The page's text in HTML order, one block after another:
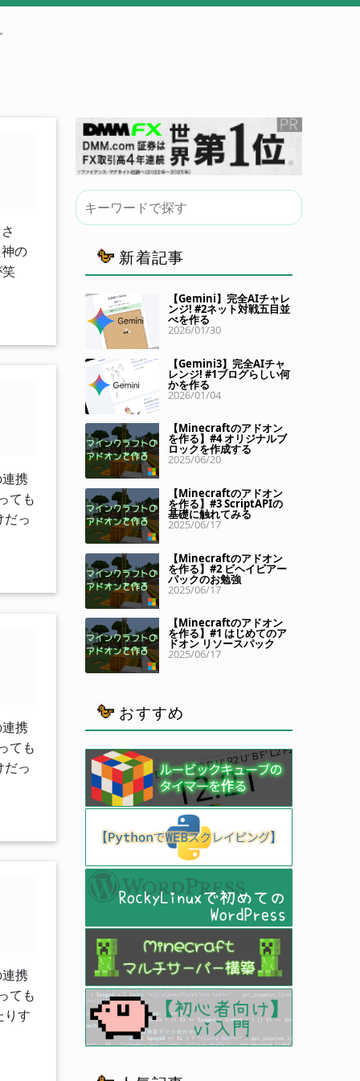
の
笑
携
ても
っ
携
ても
っ
携
ても
りす
新着記事
【Gemini】完全AIチャレ
ンジ! #2ネット対戦五目並
べを作る
2026/01/30
【Gemini3】完全AIチャ
レンジ! #1ブログらしい何
かを作る
2026/01/04
【Minecraftのアドオン
を作る】#4 オリジナルブ
ロックを作成する
2025/06/20
【Minecraftのアドオン
を作る】#3 ScriptAPIの
基礎に触れてみる
2025/06/17
【Minecraftのアドオン
を作る】#2 ビヘイビアー
パックのお勉強
2025/06/17
【Minecraftのアドオン
を作る】#1 はじめてのア
ドオン リソースパック
2025/06/17
おすすめ